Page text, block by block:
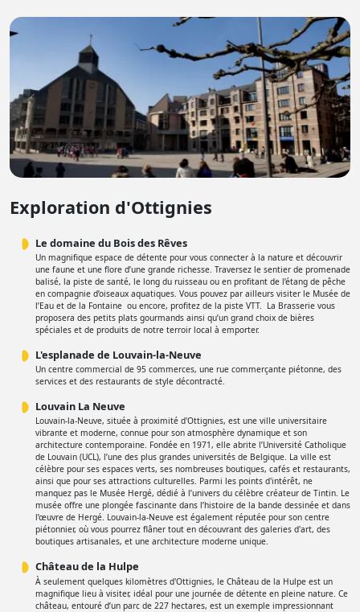
Exploration d'Ottignies
Le domaine du Bois des Rêves
Un magnifique espace de détente pour vous connecter à la nature et découvrir
une faune et une flore d’une grande richesse. Traversez le sentier de promenade
balisé, la piste de santé, le long du ruisseau ou en profitant de l’étang de pêche
en compagnie d’oiseaux aquatiques. Vous pouvez par ailleurs visiter le Musée de
l’Eau et de la Fontaine ou encore, profitez de la piste VTT. La Brasserie vous
proposera des petits plats gourmands ainsi qu’un grand choix de bières
spéciales et de produits de notre terroir local à emporter.
L'esplanade de Louvain-la-Neuve
Un centre commercial de 95 commerces, une rue commerçante piétonne, des
services et des restaurants de style décontracté.
Louvain La Neuve
Louvain-la-Neuve, située à proximité d'Ottignies, est une ville universitaire
vibrante et moderne, connue pour son atmosphère dynamique et son
architecture contemporaine. Fondée en 1971, elle abrite l’Université Catholique
de Louvain (UCL), l’une des plus grandes universités de Belgique. La ville est
célèbre pour ses espaces verts, ses nombreuses boutiques, cafés et restaurants,
ainsi que pour ses attractions culturelles. Parmi les points d'intérêt, ne
manquez pas le Musée Hergé, dédié à l’univers du célèbre créateur de Tintin. Le
musée offre une plongée fascinante dans l’histoire de la bande dessinée et dans
l’œuvre de Hergé. Louvain-la-Neuve est également réputée pour son centre
piétonnier, où vous pourrez flâner tout en découvrant des galeries d'art, des
boutiques artisanales, et une architecture moderne unique.
Château de la Hulpe
À seulement quelques kilomètres d'Ottignies, le Château de la Hulpe est un
magnifique lieu à visiter, idéal pour une journée de détente en pleine nature. Ce
château, entouré d’un parc de 227 hectares, est un exemple impressionnant